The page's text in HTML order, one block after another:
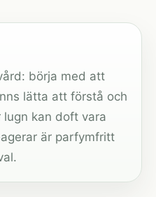
börja med att
lätta att förstå och
lugn kan doft vara
är parfymfritt